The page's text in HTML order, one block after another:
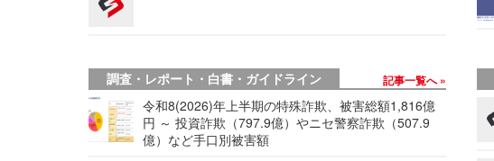
調査・レポート・白書・ガイドライン 記事一覧へ
令和8(2026)年上半期の特殊詐欺、被害総額1,816億
円 ～ 投資詐欺（797.9億）やニセ警察詐欺（507.9
億）など手口別被害額